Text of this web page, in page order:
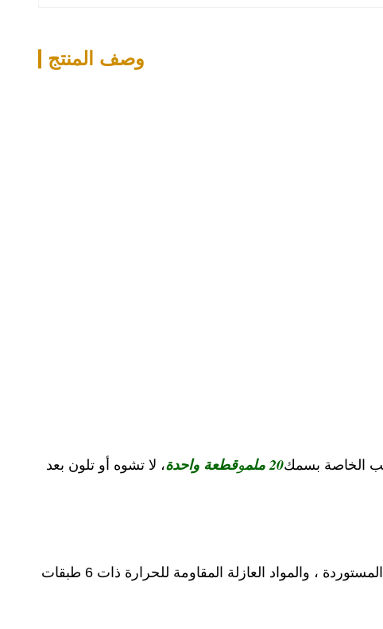
وصف المنتج
الخاصة بسمك20 ملم وقطعة واحدة، لا تشوه أو تلون بعد
3) تتوافق مادة لوحة الدائرة مع شهادة UL و ROHS ، والشريحة الرئيسية مزودة بوحدة معالجة رقمية DSP 32's المستوردة ، والمواد العازلة المقاومة للحرارة ذات 6 طبقات